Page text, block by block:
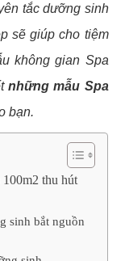
tắc dưỡng sinh
sẽ giúp cho tiệm
không gian Spa
những mẫu Spa
bạn.
thu hút
sinh bắt nguồn